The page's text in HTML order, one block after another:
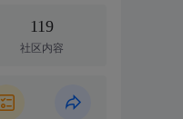
119
社区内容